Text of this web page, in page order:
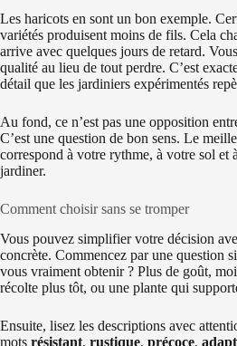
Les haricots en sont un bon exemple.
variétés produisent moins de fils. Cela
arrive avec quelques jours de retard.
qualité au lieu de tout perdre. C’est
détail que les jardiniers expérimentés
Au fond, ce n’est pas une opposition
C’est une question de bon sens. Le
correspond à votre rythme, à votre sol et
jardiner.
Comment choisir sans se tromper
Vous pouvez simplifier votre décision
concrète. Commencez par une question
vous vraiment obtenir ? Plus de goût,
récolte plus tôt, ou une plante qui
Ensuite, lisez les descriptions avec
mots résistant, rustique, précoce,